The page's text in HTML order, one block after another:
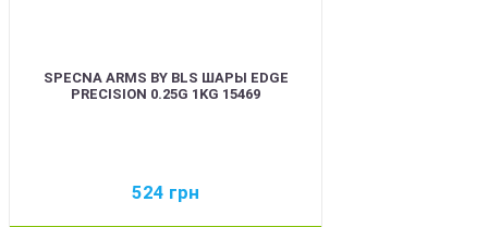
SPECNA ARMS BY BLS ШАРЫ EDGE
PRECISION 0.25G 1KG 15469
524 грн